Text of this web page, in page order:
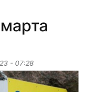
- 07:28